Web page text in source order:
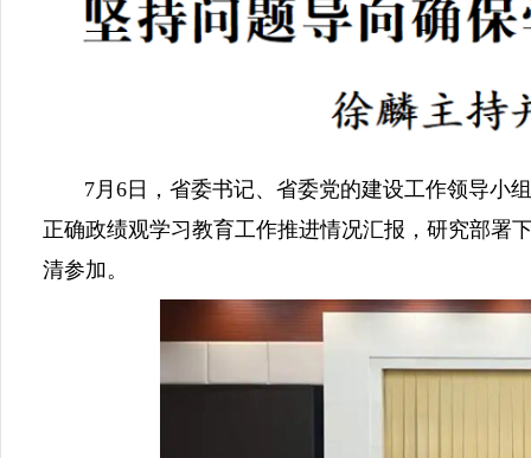
7月6日，省委书记、省委党的建设工作领导小组
正确政绩观学习教育工作推进情况汇报，研究部署
清参加。